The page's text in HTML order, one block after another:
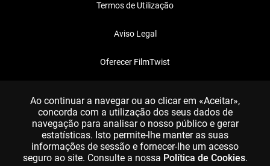
Termos de Utilização
Aviso Legal
Oferecer FilmTwist
Ao continuar a navegar ou ao clicar em «Aceitar»,
concorda com a utilização dos seus dados de
navegação para analisar o nosso público e gerar
estatísticas. Isto permite-lhe manter as suas
informações de sessão e fornecer-lhe um acesso
seguro ao site. Consulte a nossa Política de Cookies.